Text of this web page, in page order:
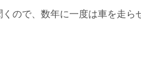
ので、数年に一度は車を走ら